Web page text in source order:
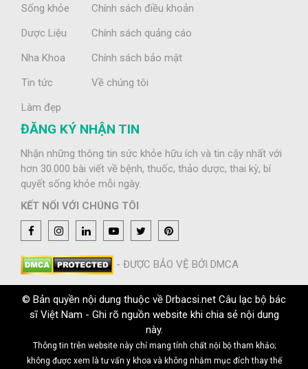
Sống khỏe
Dược Liệu
Nha Khoa
Tin tức
Làm đẹp
Chính sách điều khoản
Chính sách quảng cáo
Chính sách bảo mật
Về chúng tôi
ĐĂNG KÝ NHẬN TIN
Nhận những thông tin sức khỏe hữu ích và tin cậy nhất với
hơn 30.000 bài viết về bệnh, thuốc, thảo dược, thai kỳ, bí
quyết sống khỏe mỗi ngày.
KẾT NỐI VỚI CHÚNG TÔI
- ĐƯỢC BẢO VỆ BỞI DMCA
© Bản quyền nội dung thuộc về Drbacsi.net Câu lạc bộ bác
sĩ Việt Nam - Ghi rõ nguồn website khi chia sẻ nội dung
này.
Thông tin trên website này chỉ mang tính chất nội bộ tham khảo;
không được xem là tư vấn y khoa và không nhằm mục đích thay thế